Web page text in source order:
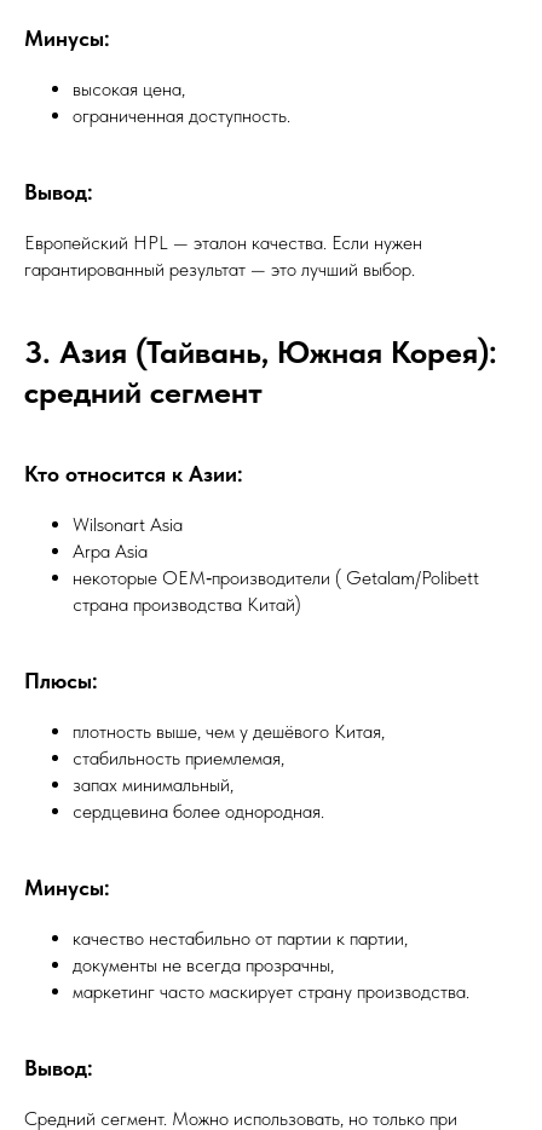
Минусы:
высокая цена,
ограниченная доступность.
Вывод:
Европейский HPL — эталон качества. Если нужен
гарантированный результат — это лучший выбор.
3. Азия (Тайвань, Южная Корея):
средний сегмент
Кто относится к Азии:
Wilsonart Asia
Arpa Asia
некоторые OEM‑производители ( Getalam/Polibett
страна производства Китай)
Плюсы:
плотность выше, чем у дешёвого Китая,
стабильность приемлемая,
запах минимальный,
сердцевина более однородная.
Минусы:
качество нестабильно от партии к партии,
документы не всегда прозрачны,
маркетинг часто маскирует страну производства.
Вывод:
Средний сегмент. Можно использовать, но только при